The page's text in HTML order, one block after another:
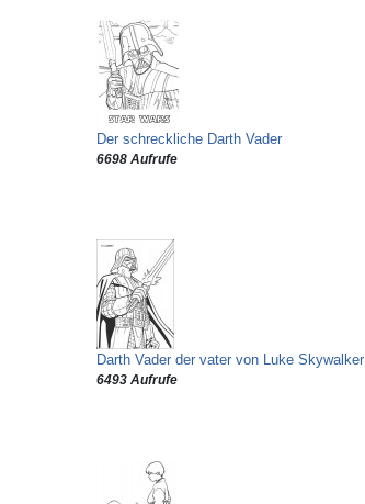
Der schreckliche Darth Vader
6698 Aufrufe
Darth Vader der vater von Luke Skywalker
6493 Aufrufe